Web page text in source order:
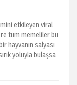
etkileyen viral
tüm memeliler bu
hayvanın salyası
yoluyla bulaşsa